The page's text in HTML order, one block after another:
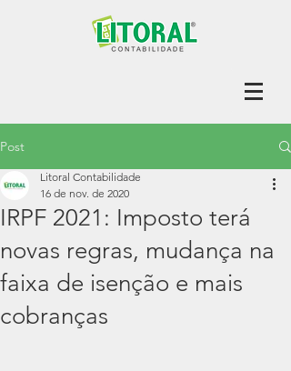
Post
IRPF 2021: Imposto terá
novas regras, mudança na
faixa de isenção e mais
cobranças
Litoral Contabilidade
16 de nov. de 2020